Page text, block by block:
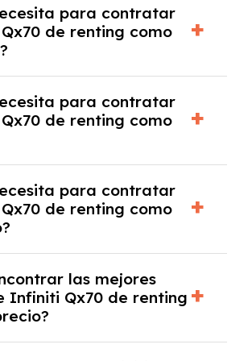
penalizaciones por
anticipada. Es importante revisar
del contrato y hablar con un
asesore.
para contratar
de renting como
casos, una consulta de solvencia
pago inicial.
para contratar
de renting como
financiera y, en algunos
de solvencia de la empresa
para contratar
de renting como
de ingresos y, en
un informe fiscal y un pago
las mejores
Infiniti Qx70 de renting